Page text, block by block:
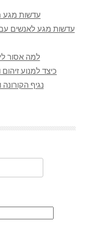
עדשות מגע
עדשות מגע לאנשים
למה אסור
כיצד למנוע
נגיף